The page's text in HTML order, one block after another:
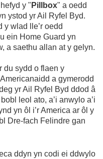
y " Pillbox" a oedd
ystod yr Ail Ryfel Byd.
wlad lle’r oedd
ein Home Guard yn
a saethu allan at y gelyn.
du sydd o flaen y
a gymerodd
yr Ail Ryfel Byd ddod â
leol ato, a’i anwylo a’i
yn ôl i’r America ar ôl y
Dre-fach Felindre gan
ddyn yn codi ei ddwylo